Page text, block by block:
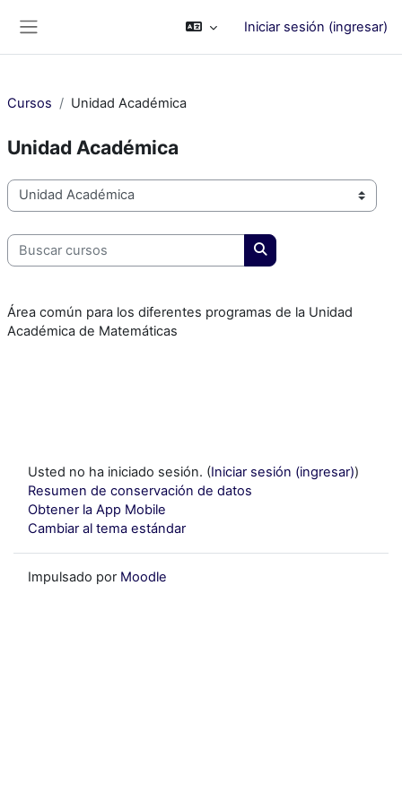
Iniciar sesión (ingresar)
Cursos Unidad Académica
Unidad Académica
Categorías
Buscar cursos
Buscar cursos
Área común para los diferentes programas de la Unidad
Académica de Matemáticas
Usted no ha iniciado sesión. (Iniciar sesión (ingresar))
Resumen de conservación de datos
Obtener la App Mobile
Cambiar al tema estándar
Impulsado por Moodle